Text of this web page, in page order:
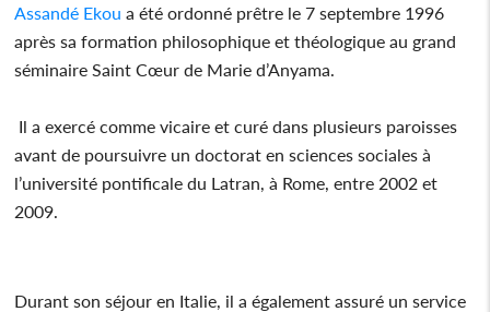
Assandé Ekou a été ordonné prêtre le 7 septembre 1996
après sa formation philosophique et théologique au grand
séminaire Saint Cœur de Marie d’Anyama.
Il a exercé comme vicaire et curé dans plusieurs paroisses
avant de poursuivre un doctorat en sciences sociales à
l’université pontificale du Latran, à Rome, entre 2002 et
2009.
Durant son séjour en Italie, il a également assuré un service